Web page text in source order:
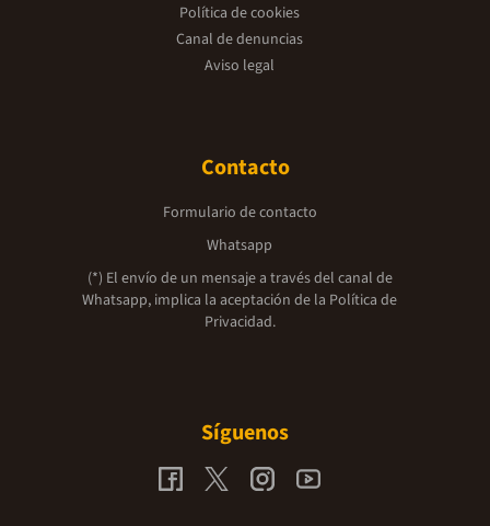
Política de cookies
Canal de denuncias
Aviso legal
Contacto
Formulario de contacto
Whatsapp
(*) El envío de un mensaje a través del canal de
Whatsapp, implica la aceptación de la Política de
Privacidad.
Síguenos